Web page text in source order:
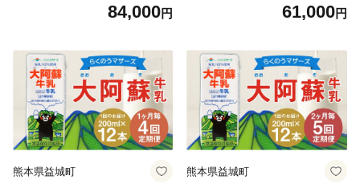
84,000円 61,000円
熊本県益城町 熊本県益城町